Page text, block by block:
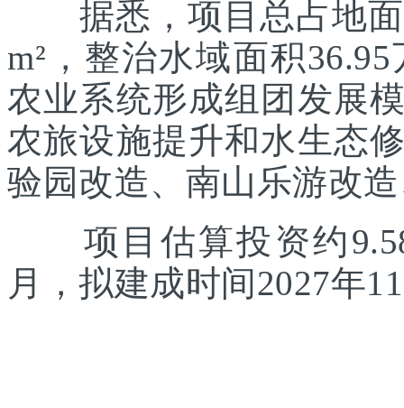
据悉，项目总占地面
m²，整治水域面积
农业系统形成组团发展
农旅设施提升和水生态
验园改造、南山乐游改
项目估算投资约9.58
月，拟建成时间2027年